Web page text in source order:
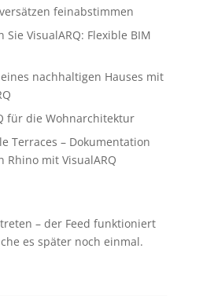
feinabstimmen
Sie VisualARQ: Flexible BIM
nachhaltigen Hauses mit
für die Wohnarchitektur
Terraces – Dokumentation
mit VisualARQ
– der Feed funktioniert
es später noch einmal.